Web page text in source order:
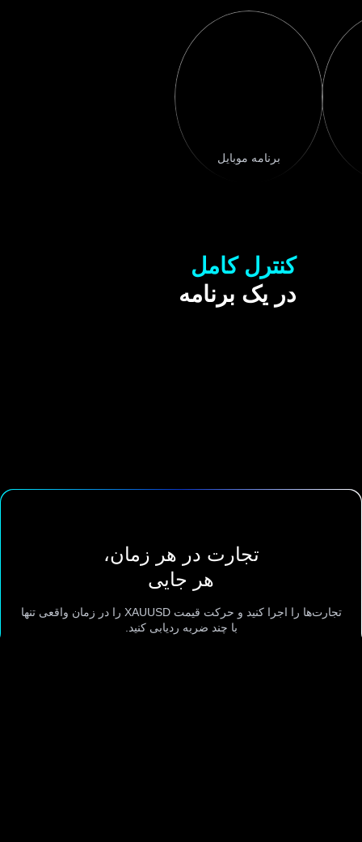
برنامه موبایل
کنترل کامل
در یک برنامه
تجارت در هر زمان،
هر جایی
تجارت‌ها را اجرا کنید و حرکت قیمت XAUUSD را در زمان واقعی تنها
با چند ضربه ردیابی کنید.